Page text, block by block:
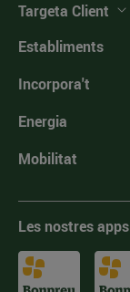
Targeta Client
Establiments
Incorpora't
Energia
Mobilitat
Les nostres apps